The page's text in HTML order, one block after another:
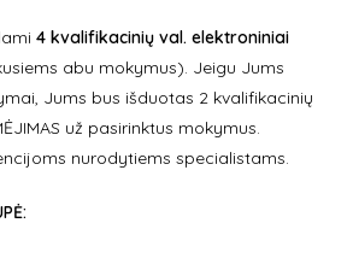
4 kvalifikacinių val. elektroniniai
abu mokymus). Jeigu Jums
Jums bus išduotas 2 kvalifikacinių
už pasirinktus mokymus.
nurodytiems specialistams.